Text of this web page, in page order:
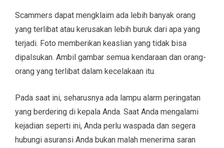
Scammers dapat mengklaim ada lebih banyak orang
yang terlibat atau kerusakan lebih buruk dari apa yang
terjadi. Foto memberikan keaslian yang tidak bisa
dipalsukan. Ambil gambar semua kendaraan dan orang-
orang yang terlibat dalam kecelakaan itu.
Pada saat ini, seharusnya ada lampu alarm peringatan
yang berdering di kepala Anda. Saat Anda mengalami
kejadian seperti ini, Anda perlu waspada dan segera
hubungi asuransi Anda bukan malah menerima saran